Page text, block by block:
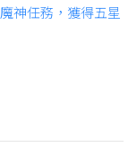
神任務，獲得五星